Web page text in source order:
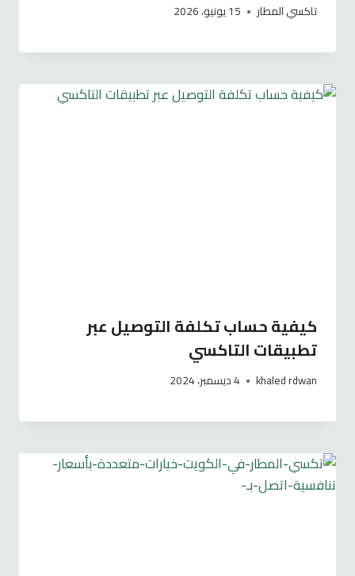
تاكسي المطار 15 يونيو، 2026
كيفية حساب تكلفة التوصيل عبر
تطبيقات التاكسي
khaled rdwan 4 ديسمبر، 2024